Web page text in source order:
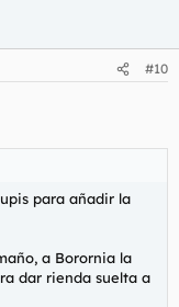
#10
para añadir la
a Borornia la
dar rienda suelta a